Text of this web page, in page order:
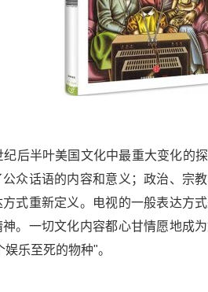
纪后半叶美国文化中最重大变化的
众话语的内容和意义；政治、宗
式重新定义。电视的一般表达方
。一切文化内容都心甘情愿地成
乐至死的物种"。